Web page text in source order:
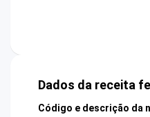
Dados da receita
Código e descrição da